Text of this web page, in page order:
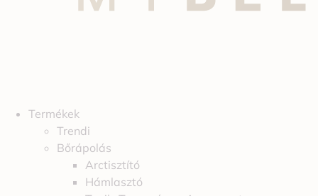
Termékek
Trendi
Bőrápolás
Arctisztító
Hámlasztó